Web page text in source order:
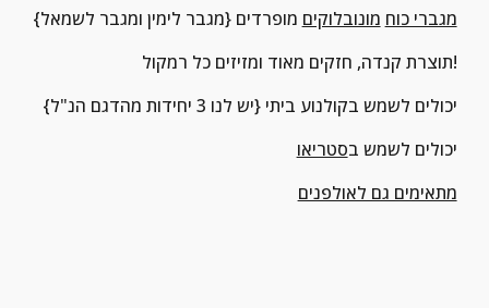
מגברי כוח מונובלוקים מופרדים {מגבר לימין ומגבר לשמאל}
תוצרת קנדה, חזקים מאוד ומזיזים כל רמקול!
יכולים לשמש בקולנוע ביתי {יש לנו 3 יחידות מהדגם הנ"ל}
יכולים לשמש בסטריאו
מתאימים גם לאולפנים